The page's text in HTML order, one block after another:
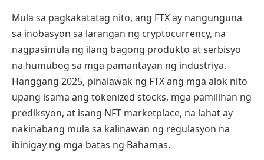
Mula sa pagkakatatag nito, ang FTX ay nangunguna
sa inobasyon sa larangan ng cryptocurrency, na
nagpasimula ng ilang bagong produkto at serbisyo
na humubog sa mga pamantayan ng industriya.
Hanggang 2025, pinalawak ng FTX ang mga alok nito
upang isama ang tokenized stocks, mga pamilihan ng
prediksyon, at isang NFT marketplace, na lahat ay
nakinabang mula sa kalinawan ng regulasyon na
ibinigay ng mga batas ng Bahamas.